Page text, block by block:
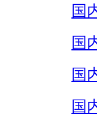
国
国
国
国